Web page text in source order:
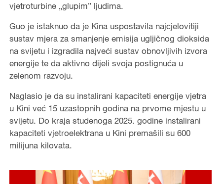
vjetroturbine „glupim” ljudima.
Guo je istaknuo da je Kina uspostavila najcjelovitiji
sustav mjera za smanjenje emisija ugljičnog dioksida
na svijetu i izgradila najveći sustav obnovljivih izvora
energije te da aktivno dijeli svoja postignuća u
zelenom razvoju.
Naglasio je da su instalirani kapaciteti energije vjetra
u Kini već 15 uzastopnih godina na prvome mjestu u
svijetu. Do kraja studenoga 2025. godine instalirani
kapaciteti vjetroelektrana u Kini premašili su 600
milijuna kilovata.